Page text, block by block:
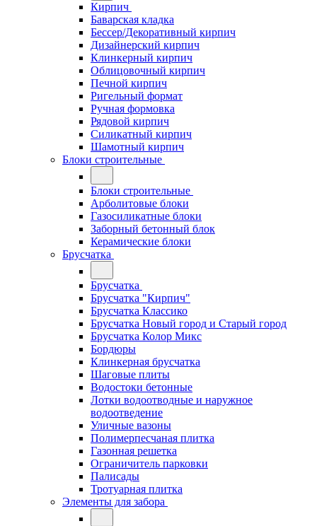
Кирпич
Баварская кладка
Бессер/Декоративный кирпич
Дизайнерский кирпич
Клинкерный кирпич
Облицовочный кирпич
Печной кирпич
Ригельный формат
Ручная формовка
Рядовой кирпич
Силикатный кирпич
Шамотный кирпич
Блоки строительные
Блоки строительные
Арболитовые блоки
Газосиликатные блоки
Заборный бетонный блок
Керамические блоки
Брусчатка
Брусчатка
Брусчатка "Кирпич"
Брусчатка Классико
Брусчатка Новый город и Старый город
Брусчатка Колор Микс
Бордюры
Клинкерная брусчатка
Шаговые плиты
Водостоки бетонные
Лотки водоотводные и наружное
водоотведение
Уличные вазоны
Полимерпесчаная плитка
Газонная решетка
Ограничитель парковки
Палисады
Тротуарная плитка
Элементы для забора